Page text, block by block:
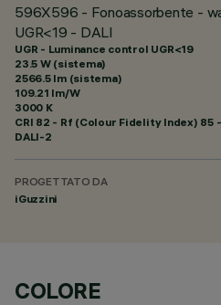
596X596 - Fonoassorbente -
UGR<19 - DALI
UGR - Luminance control UGR<19
23.5 W (sistema)
2566.5 lm (sistema)
109.21 lm/W
3000 K
CRI 82 - Rf (Colour Fidelity Index) 85
DALI-2
PROGETTATO DA
iGuzzini
COLORE